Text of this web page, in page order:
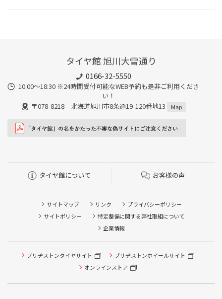
タイヤ館 旭川大雪通り
0166-32-5550
10:00～18:30 ※24時間受付可能なWEB予約も是非ご利用くださ
い！
〒078-8218 北海道旭川市8条通19-120番地13
Map
タイヤ館について お客様の声
サイトマップ リンク
プライバシーポリシー
サイトポリシー
特定整備に関する弊社取組について
企業情報
ブリヂストンタイヤサイト
ブリヂストンホイールサイト
オンラインストア
タイヤ点検・安全点検/タイヤ履き替え/オイル交換/その他
ピット作業の予約